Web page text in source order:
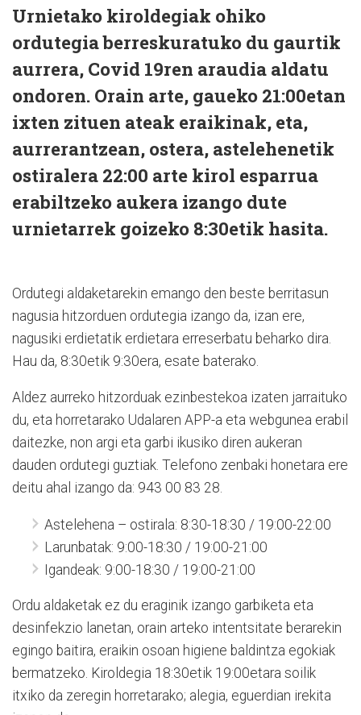
Urnietako kiroldegiak ohiko
ordutegia berreskuratuko du gaurtik
aurrera, Covid 19ren araudia aldatu
ondoren. Orain arte, gaueko 21:00etan
ixten zituen ateak eraikinak, eta,
aurrerantzean, ostera, astelehenetik
ostiralera 22:00 arte kirol esparrua
erabiltzeko aukera izango dute
urnietarrek goizeko 8:30etik hasita.
Ordutegi aldaketarekin emango den beste berritasun
nagusia hitzorduen ordutegia izango da, izan ere,
nagusiki erdietatik erdietara erreserbatu beharko dira.
Hau da, 8:30etik 9:30era, esate baterako.
Aldez aurreko hitzorduak ezinbestekoa izaten jarraituko
du, eta horretarako Udalaren APP-a eta webgunea erabil
daitezke, non argi eta garbi ikusiko diren aukeran
dauden ordutegi guztiak. Telefono zenbaki honetara ere
deitu ahal izango da: 943 00 83 28.
Astelehena – ostirala: 8:30-18:30 / 19:00-22:00
Larunbatak: 9:00-18:30 / 19:00-21:00
Igandeak: 9:00-18:30 / 19:00-21:00
Ordu aldaketak ez du eraginik izango garbiketa eta
desinfekzio lanetan, orain arteko intentsitate berarekin
egingo baitira, eraikin osoan higiene baldintza egokiak
bermatzeko. Kiroldegia 18:30etik 19:00etara soilik
itxiko da zeregin horretarako; alegia, eguerdian irekita